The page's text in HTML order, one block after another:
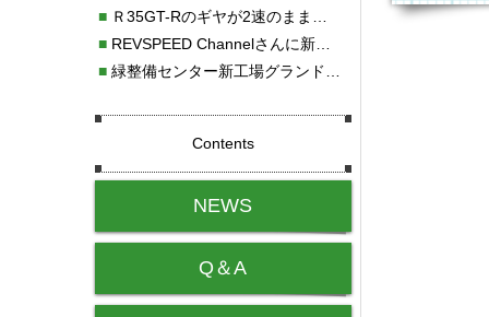
■Ｒ35GT-Rのギヤが2速のまま変速しない！！
■REVSPEED Channelさんに新社屋を紹介していただきました!!
■緑整備センター新工場グランドオープン・続報
Contents
NEWS
Q＆A